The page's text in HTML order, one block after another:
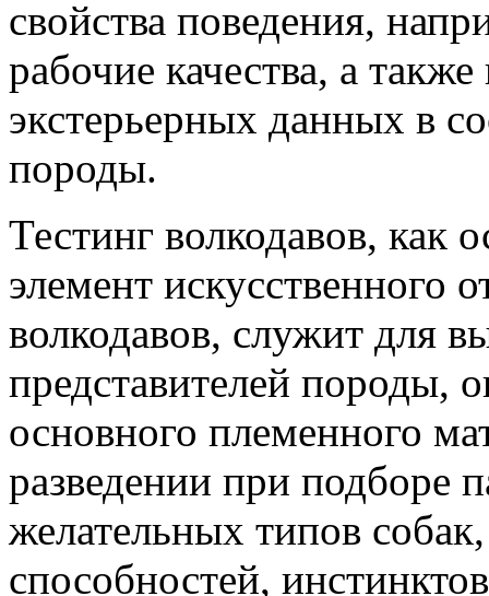
свойства поведения,
рабочие качества, а
экстерьерных данных в
породы.
Тестинг волкодавов, как
элемент искусственного
волкодавов, служит для
представителей породы,
основного племенного
разведении при подборе
желательных типов
способностей,